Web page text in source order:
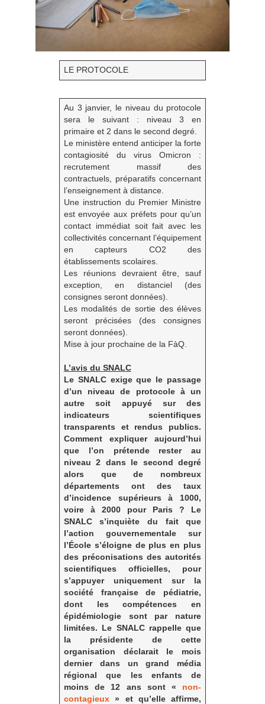
LE PROTOCOLE
Au 3 janvier, le niveau du protocole
sera le suivant : niveau 3 en
primaire et 2 dans le second degré.
Le ministère entend anticiper la forte
contagiosité du virus Omicron :
recrutement massif des
contractuels, préparatifs concernant
l’enseignement à distance.
Une instruction du Premier Ministre
est envoyée aux préfets pour qu’un
contact immédiat soit fait avec les
collectivités concernant l’équipement
en capteurs CO2 des
établissements scolaires.
Les réunions devraient être, sauf
exception, en distanciel (des
consignes seront données).
Les modalités de sortie des élèves
seront précisées (des consignes
seront données).
Mise à jour prochaine de la FàQ.
L’avis du SNALC
Le SNALC exige que le passage
d’un niveau de protocole à un
autre soit appuyé sur des
indicateurs scientifiques
transparents et rendus publics.
Comment expliquer aujourd’hui
que l’on prétende rester au
niveau 2 dans le second degré
alors que de nombreux
départements ont des taux
d’incidence supérieurs à 1000,
voire à 2000 pour Paris ?
Le
SNALC s’inquiète du fait que
l’action gouvernementale sur
l’École s’éloigne de plus en plus
des préconisations des autorités
scientifiques officielles, pour
s’appuyer uniquement sur la
société française de pédiatrie,
dont les compétences en
épidémiologie sont par nature
limitées. Le SNALC rappelle que
la présidente de cette
organisation déclarait le mois
dernier dans un grand média
régional que les enfants de
moins de 12 ans sont « non-
contagieux» et qu’elle affirme,